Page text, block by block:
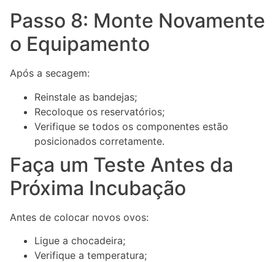
Passo 8: Monte Novamente
o Equipamento
Após a secagem:
Reinstale as bandejas;
Recoloque os reservatórios;
Verifique se todos os componentes estão
posicionados corretamente.
Faça um Teste Antes da
Próxima Incubação
Antes de colocar novos ovos:
Ligue a chocadeira;
Verifique a temperatura;